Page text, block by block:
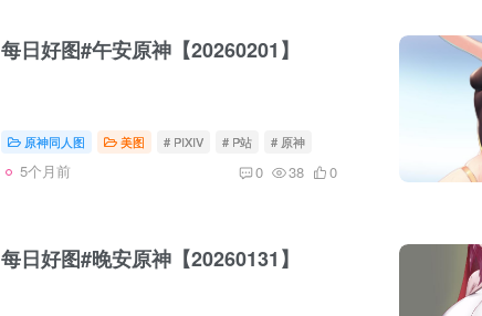
每日好图#午安原神【20260201】
原神同人图 美图 # PIXIV # P站 # 原神
5个月前 0 38 0
每日好图#晚安原神【20260131】